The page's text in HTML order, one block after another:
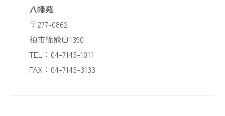
八幡苑
〒277-0862
柏市篠籠田1390
TEL：04-7143-1011
FAX：04-7143-3133